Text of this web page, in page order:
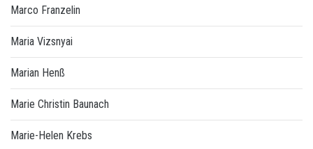
Marco Franzelin
Maria Vizsnyai
Marian Henß
Marie Christin Baunach
Marie-Helen Krebs